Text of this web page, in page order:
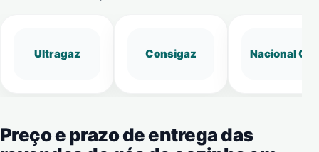
Ultragaz Consigaz Nacional Gás
Preço e prazo de entrega das